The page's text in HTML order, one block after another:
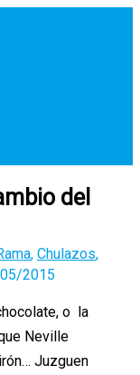
del
, Chulazos,
2015
o la
Neville
Juzguen